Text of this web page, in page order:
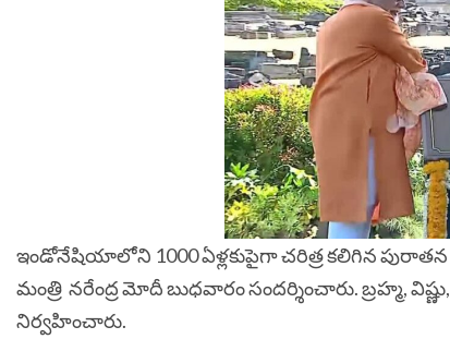
ఇండోనేషియాలోని 1000 ఏళ్లకుపైగా చరిత్ర కలిగిన
మంత్రి నరేంద్ర మోదీ బుధవారం సందర్శించారు. బ్రహ్మ,
నిర్వహించారు.